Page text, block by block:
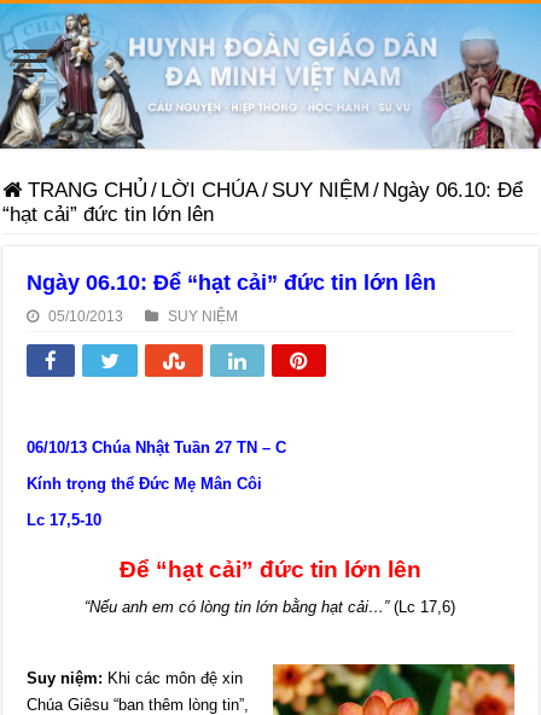
TRANG CHỦ / LỜI CHÚA/ SUY NIỆM / Ngày 06.10: Để
“hạt cải” đức tin lớn lên
Ngày 06.10: Để “hạt cải” đức tin lớn lên
05/10/2013 SUY NIỆM
06/10/13 Chúa Nhật Tuần 27 TN – C
Kính trọng thể Đức Mẹ Mân Côi
Lc 17,5-10
Để “hạt cải” đức tin lớn lên
“Nếu anh em có lòng tin lớn bằng hạt cải…”(Lc 17,6)
Suy niệm: Khi các môn đệ xin
Chúa Giêsu “ban thêm lòng tin”,